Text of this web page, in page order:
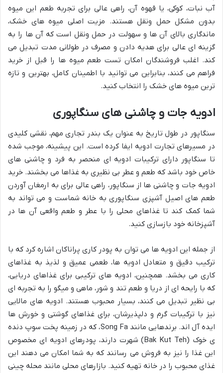
آب نبات، کوکی، یا قهوه آن، راهی عالی برای تجربه طعم این میوه
بدون مشکل حمل ونقل هستند. مزیت اصلی میوه های خشک،
ماندگاری بالای آن ها و سهولت در حمل ونقل است که آن ها را به
گزینه ای عالی برای هدیه دادن و مصرف در طولانی مدت تبدیل می
کند. اغلب فروشندگان امکان تست طعم میوه ها را قبل از خرید
فراهم می کنند، بنابراین می توانید با اطمینان کامل، بهترین و تازه
ترین میوه های خشک را انتخاب کنید.
ادویه جات و چاشنی های سنگاپوری
سنگاپور در طول تاریخ به عنوان یک بندر تجاری مهم، نقشی کلیدی
در مسیرهای تجارت ادویه ایفا کرده است. این پیشینه، موجب شده
تا سنگاپور دارای ترکیبات ادویه ای منحصر به فرد و چاشنی های
خاص خود باشد که طعم و عطر بی نظیری به غذاها می بخشند. خرید
ادویه جات و چاشنی ها از سنگاپور، راهی عالی برای به ارمغان آوردن
طعم های اصیل آشپزی سنگاپوری به خانه شماست و می تواند به
شما کمک کند تا غذاهای محلی را با عطر و طعم واقعی آن ها در
آشپزخانه خود بازسازی کنید.
از جمله این ادویه ها می توان به پودر کاری پراناکان اشاره کرد که با
ترکیب دقیق و متعادل ادویه ها، طعمی عمیق و لذیذ به غذاهای
کاری می بخشد. همچنین، ادویه های ترکیبی برای غذاهای دریایی،
که با رایحه ای از دریا و طعم تند و شور، ماهی و میگو را به تجربه ای
بی نظیر تبدیل می کنند، بسیار محبوب هستند. ادویه های مالایی
نیز با ترکیبات گرم و دلپذیرشان، برای غذاهای گوشتی و خورش ها
ایده آل اند. برندهایی مانند Song Fa، که در زمینه پخت سوپ دنده
ی خوک (Bak Kut Teh) شهرت دارند، پودرهای ادویه ای مخصوص
این غذا را نیز به فروش می رسانند که به شما امکان می دهند این
غذای محبوب را در خانه تهیه کنید. بازارهای محلی مانند محله چینی